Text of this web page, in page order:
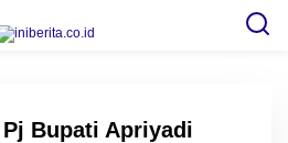
Bupati Apriyadi